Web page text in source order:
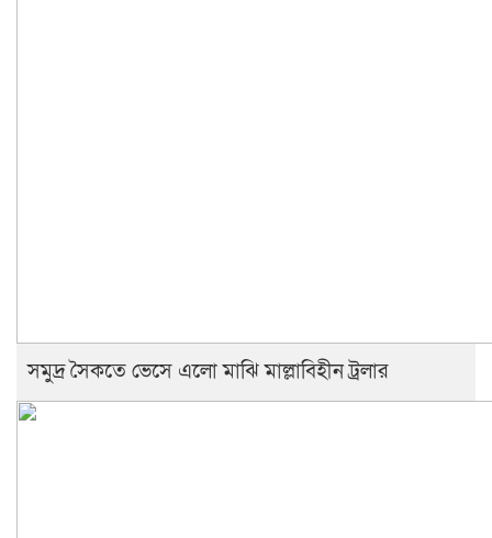
সমুদ্র সৈকতে ভেসে এলো মাঝি মাল্লাবিহীন ট্রলার